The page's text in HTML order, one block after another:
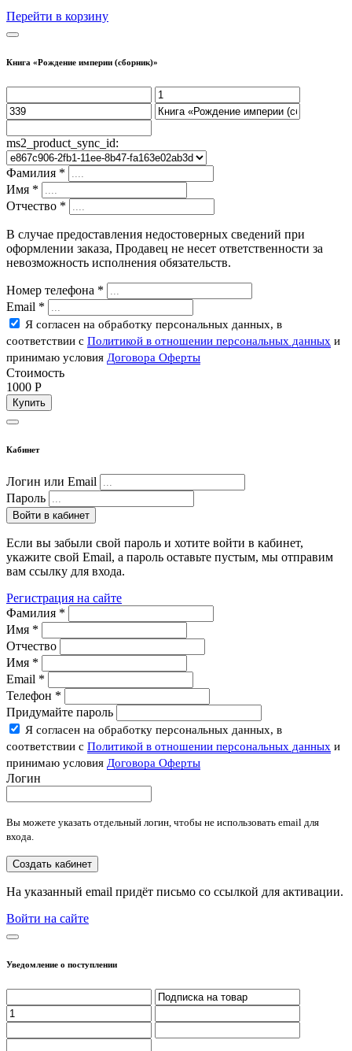
Перейти в корзину
Книга «Рождение империи (сборник)»
ms2_product_sync_id:
Фамилия *
Имя *
Отчество *
В случае предоставления недостоверных сведений при
оформлении заказа, Продавец не несет ответственности за
невозможность исполнения обязательств.
Номер телефона *
Email *
Я согласен на обработку персональных данных, в
соответствии с Политикой в отношении персональных данных и
принимаю условия Договора Оферты
Стоимость
1000 P
Купить
Кабинет
Логин или Email
Пароль
Войти в кабинет
Если вы забыли свой пароль и хотите войти в кабинет,
укажите свой Email, а пароль оставьте пустым, мы отправим
вам ссылку для входа.
Регистрация на сайте
Фамилия *
Имя *
Отчество
Имя *
Email *
Телефон *
Придумайте пароль
Я согласен на обработку персональных данных, в
соответствии с Политикой в отношении персональных данных и
принимаю условия Договора Оферты
Логин
Вы можете указать отдельный логин, чтобы не использовать email для
входа.
Создать кабинет
На указанный email придёт письмо со ссылкой для активации.
Войти на сайте
Уведомление о поступлении